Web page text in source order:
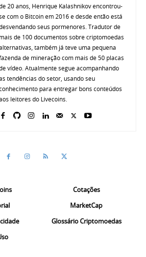
20 anos, Henrique Kalashnikov encontrou-
com o Bitcoin em 2016 e desde então está
seus pormenores. Tradutor de
mais de 100 documentos sobre criptomoedas
também já teve uma pequena
de mineração com mais de 50 placas
vídeo. Atualmente segue acompanhando
tendências do setor, usando seu
para entregar bons conteúdos
leitores do Livecoins.
Cotações
MarketCap
Glossário Criptomoedas